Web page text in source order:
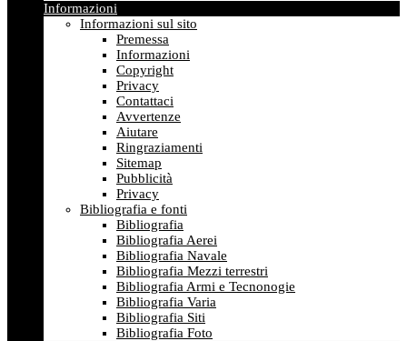
Informazioni
Informazioni sul sito
Premessa
Informazioni
Copyright
Privacy
Contattaci
Avvertenze
Aiutare
Ringraziamenti
Sitemap
Pubblicità
Privacy
Bibliografia e fonti
Bibliografia
Bibliografia Aerei
Bibliografia Navale
Bibliografia Mezzi terrestri
Bibliografia Armi e Tecnonogie
Bibliografia Varia
Bibliografia Siti
Bibliografia Foto